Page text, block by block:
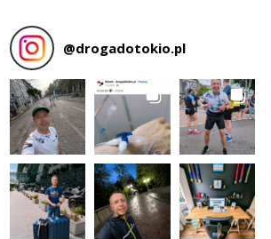
@drogadotokio.pl